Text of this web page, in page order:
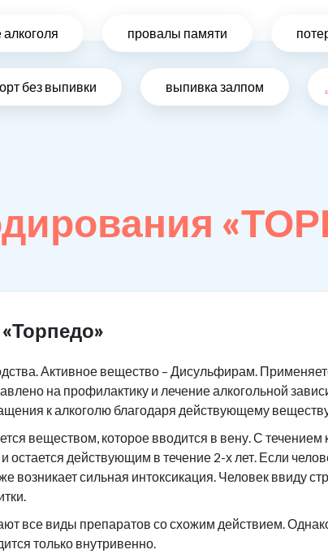
провалы памяти
без выпивки выпивка залпом
Активное вещество – Дисульфирам.
на профилактику и лечение алкогольной
к алкоголю благодаря действующему
веществом, которое вводится в вену. С течением
остается действующим в течение 2-х лет. Если
возникает сильная интоксикация. Человек ввиду
все виды препаратов со схожим действием.
только внутривенно.